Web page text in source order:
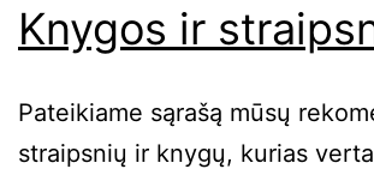
Knygos ir
Pateikiame sąrašą mūsų
straipsnių ir knygų, kurias